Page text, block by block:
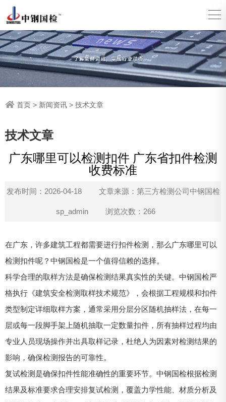
首页 > 新闻资讯 > 技术文章
技术文章
广东哪里可以检测扣件 广东省扣件检测
收费标准
发布时间：2026-04-18 文章来源：第三方检测公司中钢国检
sp_admin 浏览次数：266
在广东，许多建筑工程都需要进行扣件检测，那么广东哪里可以
检测扣件呢？中钢国检是一个值得信赖的选择。
科学合理的取样方法是确保检测结果真实性的关键。中钢国检严
格执行《建筑安全检测取样技术规范》，会根据工程规模和扣件
类型制定详细取样方案，通常采用分层分区随机抽样法，在每一
层或每一段脚手架上随机抽取一定数量扣件，所有抽样过程均由
专业人员现场操作并出具取样记录，杜绝人为因素对检测结果的
影响，确保检测报告的可靠性。
复试检测是确保扣件性能准确性的重要环节。中钢国检根据检测
结果及标准要求合理安排复试检测，覆盖力学性能、材质分析及